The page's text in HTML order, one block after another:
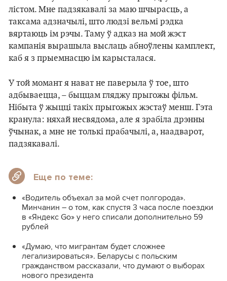
лістом. Мне падзякавалі за маю шчырасць, а
таксама адзначылі, што людзі вельмі рэдка
вяртаюць ім рэчы. Таму ў адказ на мой жэст
кампанія вырашыла выслаць абноўлены камплект,
каб я з прыемнасцю ім карысталася.
У той момант я нават не паверыла ў тое, што
адбываецца, – быццам гляджу прыгожы фільм.
Нібыта ў жыцці такіх прыгожых жэстаў менш. Гэта
кранула: няхай несвядома, але я зрабіла дрэнны
ўчынак, а мне не толькі прабачылі, а, наадварот,
падзякавалі.
Еще по теме:
«Водитель объехал за мой счет полгорода».
Минчанин – о том, как спустя 3 часа после поездки
в «Яндекс Go» у него списали дополнительно 59
рублей
«Думаю, что мигрантам будет сложнее
легализироваться». Беларусы с польским
гражданством рассказали, что думают о выборах
нового президента